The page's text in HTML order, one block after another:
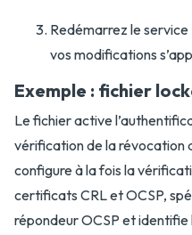
Redémarrez le
vos modifications
Exemple : fichier
Le fichier active
vérification de la révocation
configure à la fois la
certificats CRL et OCSP,
répondeur OCSP et